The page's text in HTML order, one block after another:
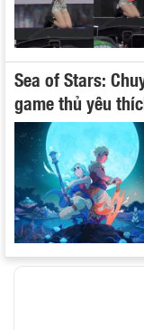
Sea of Stars:
game thủ yêu